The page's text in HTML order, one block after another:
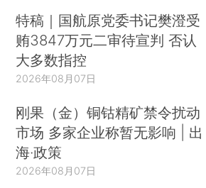
围，不过这些进展仍缺乏一个整
经济学虽然有丰富成果，但仍主
化过程的通行决策偏向，如快思
2011）；或价值观偏向，如群
各国的经济发展差异作用不大。
关于“身份经济学”（identity
聚焦于和文化因素有潜在联系的
经济学的下一阶段研究奠定了
特稿｜国航原党委书记樊澄受
贿3847万元二审待宣判 否认
大多数指控
2026年08月07日
刚果（金）铜钴精矿禁令扰动
市场 多家企业称暂无影响 | 出
海·政策
2026年08月07日